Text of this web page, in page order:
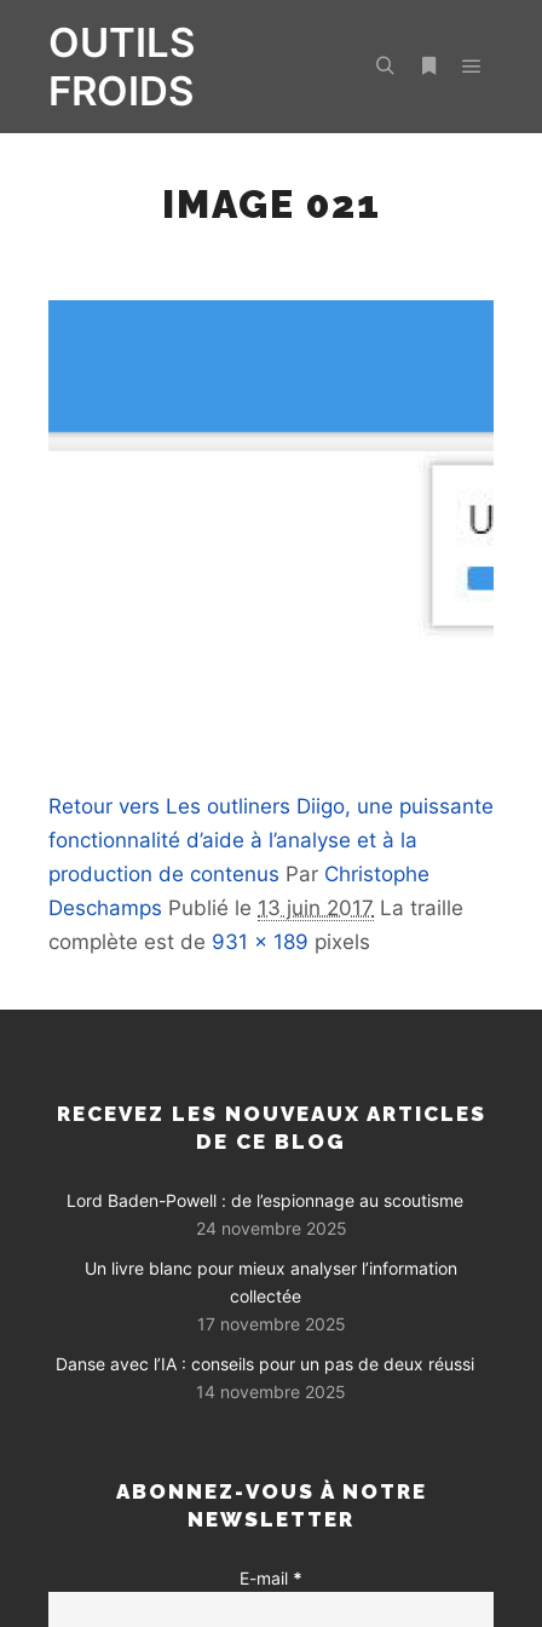
OUTILS
FROIDS
IMAGE 021
Retour vers Les outliners Diigo, une puissante
fonctionnalité d’aide à l’analyse et à la
production de contenus Par Christophe
Deschamps Publié le 13 juin 2017 La traille
complète est de 931 × 189 pixels
RECEVEZ LES NOUVEAUX ARTICLES
DE CE BLOG
Lord Baden-Powell : de l’espionnage au scoutisme
24 novembre 2025
Un livre blanc pour mieux analyser l’information
collectée
17 novembre 2025
Danse avec l’IA : conseils pour un pas de deux réussi
14 novembre 2025
ABONNEZ-VOUS À NOTRE
NEWSLETTER
E-mail *